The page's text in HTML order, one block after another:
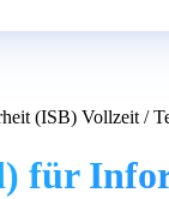
(ISB) Vollzeit /
für